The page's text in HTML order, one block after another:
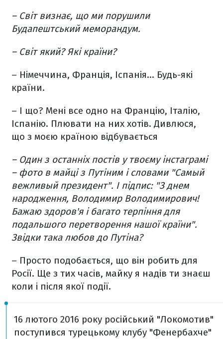
– Світ визнає, що ми порушили
Будапештський меморандум.
– Світ який? Які країни?
– Німеччина, Франція, Іспанія... Будь-які
країни.
– І що? Мені все одно на Францію, Італію,
Іспанію. Плювати на них хотів. Дивлюся,
що з моєю країною відбувається
– Один з останніх постів у твоєму інстаграмі
– фото в майці з Путіним і словами "Самый
вежливый президент". І підпис: "З днем ​​
народження, Володимир Володимирович!
Бажаю здоров'я і багато терпіння для
подальшого перетворення нашої країни".
Звідки така любов до Путіна?
– Просто подобається, що він робить для
Росії. Ще з тих часів, майку я надів ти знаєш
коли і після якої події.
16 лютого 2016 року російський "Локомотив"
поступився турецькому клубу "Фенербахче"